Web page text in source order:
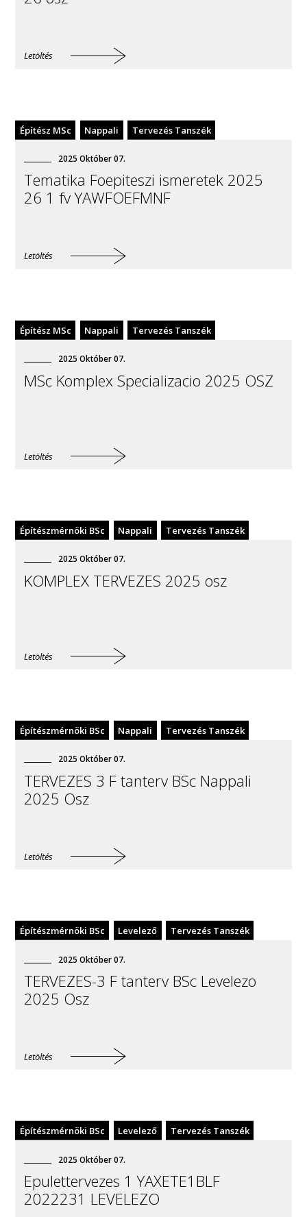
Letöltés
Építész MSc Nappali Tervezés Tanszék
2025 Október 07.
Tematika Foepiteszi ismeretek 2025
26 1 fv YAWFOEFMNF
Letöltés
Építész MSc Nappali Tervezés Tanszék
2025 Október 07.
MSc Komplex Specializacio 2025 OSZ
Letöltés
Építészmérnöki BSc Nappali Tervezés Tanszék
2025 Október 07.
KOMPLEX TERVEZES 2025 osz
Letöltés
Építészmérnöki BSc Nappali Tervezés Tanszék
2025 Október 07.
TERVEZES 3 F tanterv BSc Nappali
2025 Osz
Letöltés
Építészmérnöki BSc Levelező Tervezés Tanszék
2025 Október 07.
TERVEZES-3 F tanterv BSc Levelezo
2025 Osz
Letöltés
Építészmérnöki BSc Levelező Tervezés Tanszék
2025 Október 07.
Epulettervezes 1 YAXETE1BLF
2022231 LEVELEZO